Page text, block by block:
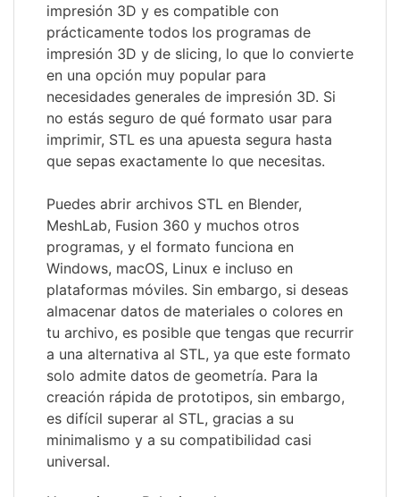
impresión 3D y es compatible con
prácticamente todos los programas de
impresión 3D y de slicing, lo que lo convierte
en una opción muy popular para
necesidades generales de impresión 3D. Si
no estás seguro de qué formato usar para
imprimir, STL es una apuesta segura hasta
que sepas exactamente lo que necesitas.
Puedes abrir archivos STL en Blender,
MeshLab, Fusion 360 y muchos otros
programas, y el formato funciona en
Windows, macOS, Linux e incluso en
plataformas móviles. Sin embargo, si deseas
almacenar datos de materiales o colores en
tu archivo, es posible que tengas que recurrir
a una alternativa al STL, ya que este formato
solo admite datos de geometría. Para la
creación rápida de prototipos, sin embargo,
es difícil superar al STL, gracias a su
minimalismo y a su compatibilidad casi
universal.